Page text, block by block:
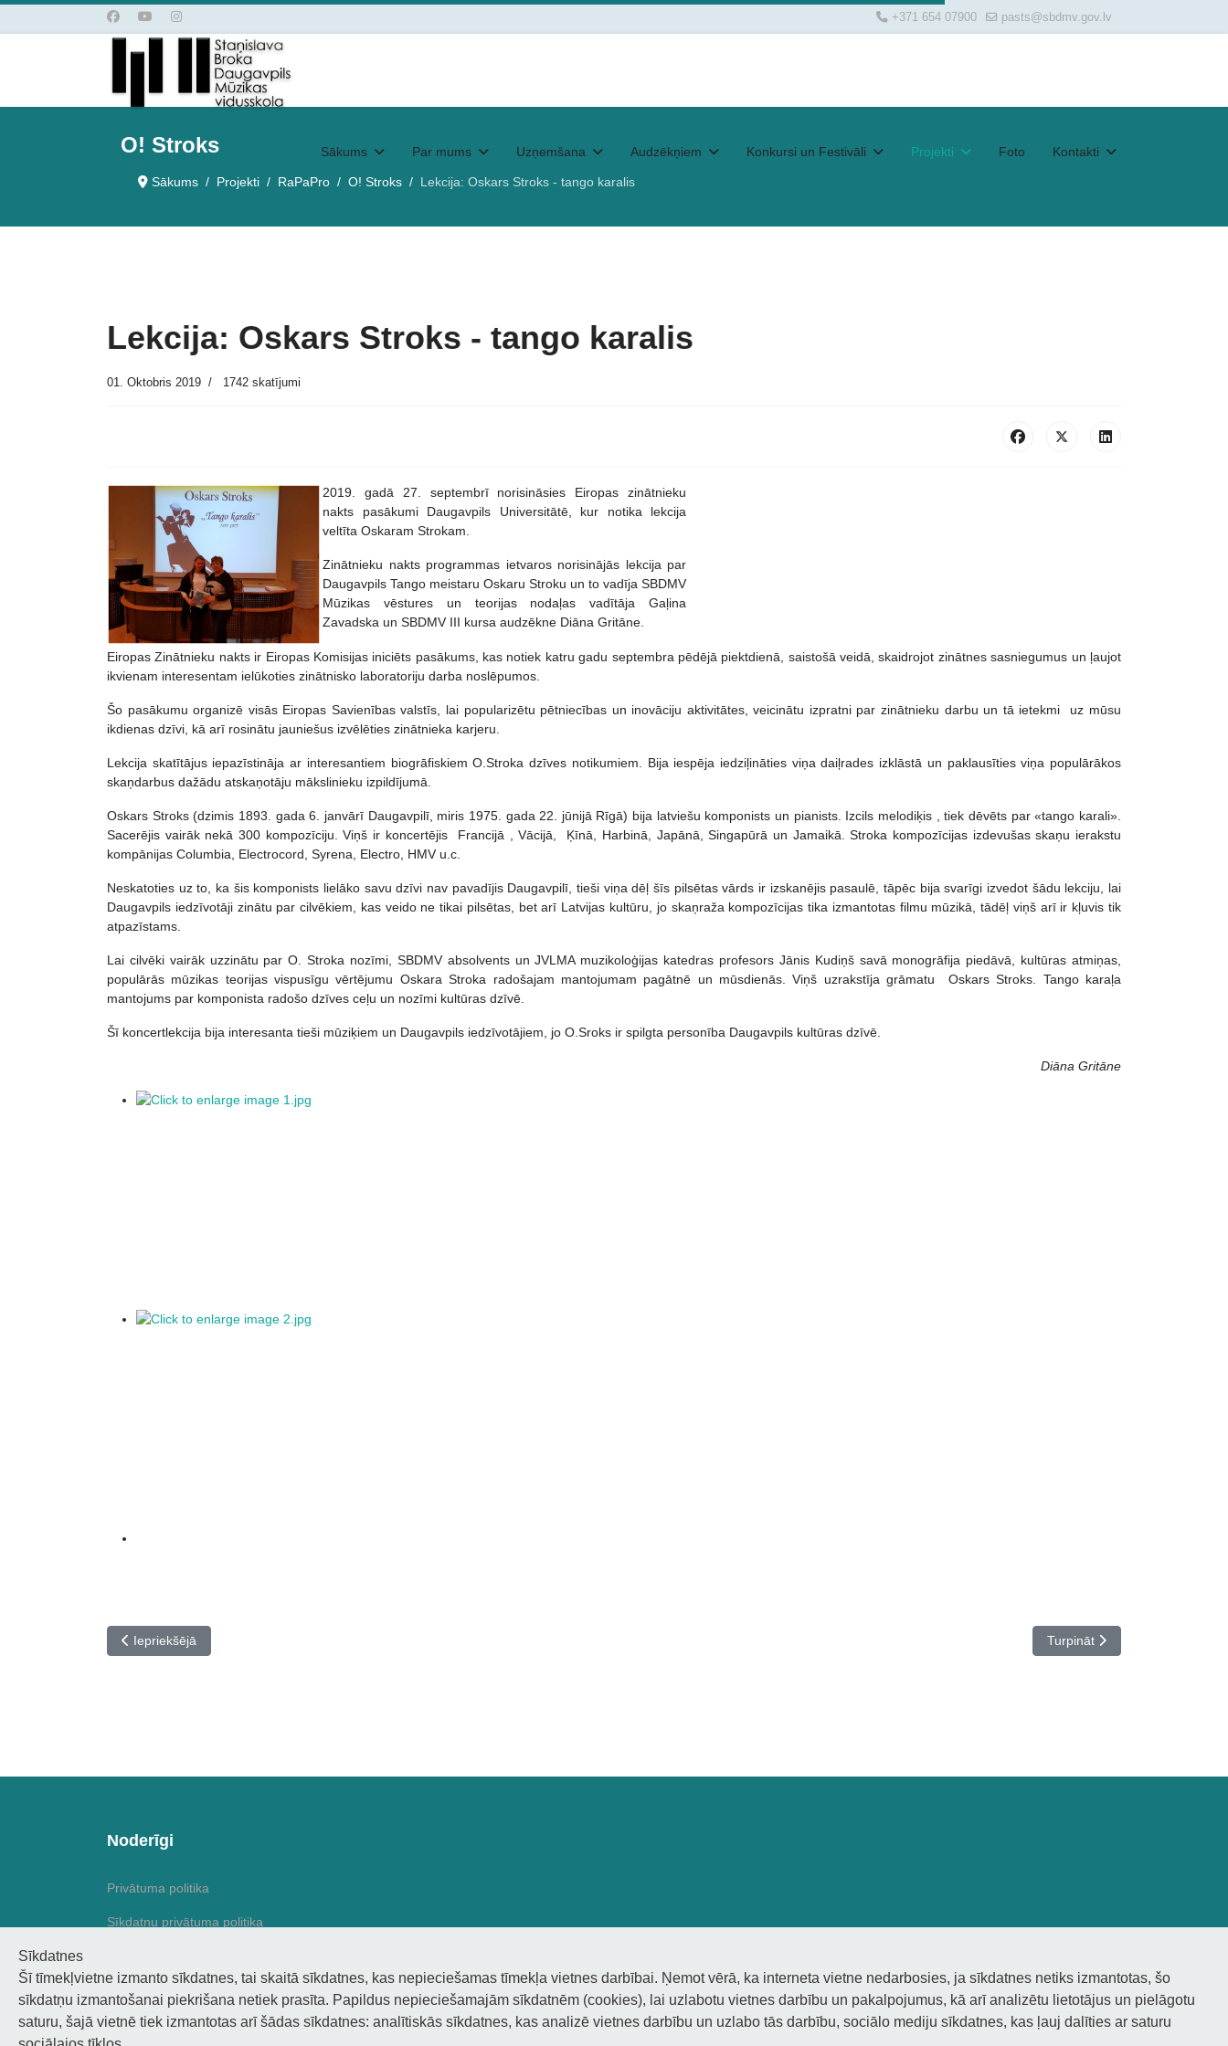
+371 654 07900 pasts@sbdmv.gov.lv
Sākums Par mums Uzņemšana Audzēkņiem Konkursi un Festivāli Projekti Foto Kontakti
O! Stroks
Sākums Projekti RaPaPro O! Stroks Lekcija: Oskars Stroks - tango karalis
Lekcija: Oskars Stroks - tango karalis
01. Oktobris 2019 1742 skatījumi
2019. gadā 27. septembrī norisināsies Eiropas zinātnieku
nakts pasākumi Daugavpils Universitātē, kur notika lekcija
veltīta Oskaram Strokam.
Zinātnieku nakts programmas ietvaros norisinājās lekcija par
Daugavpils Tango meistaru Oskaru Stroku un to vadīja SBDMV
Mūzikas vēstures un teorijas nodaļas vadītāja Gaļina
Zavadska un SBDMV III kursa audzēkne Diāna Gritāne.
Eiropas Zinātnieku nakts ir Eiropas Komisijas iniciēts pasākums, kas notiek katru gadu septembra pēdējā piektdienā, saistošā veidā, skaidrojot zinātnes sasniegumus un ļaujot
ikvienam interesentam ielūkoties zinātnisko laboratoriju darba noslēpumos.
Šo pasākumu organizē visās Eiropas Savienības valstīs, lai popularizētu pētniecības un inovāciju aktivitātes, veicinātu izpratni par zinātnieku darbu un tā ietekmi uz mūsu
ikdienas dzīvi, kā arī rosinātu jauniešus izvēlēties zinātnieka karjeru.
Lekcija skatītājus iepazīstināja ar interesantiem biogrāfiskiem O.Stroka dzīves notikumiem. Bija iespēja iedziļināties viņa daiļrades izklāstā un paklausīties viņa populārākos
skaņdarbus dažādu atskaņotāju mākslinieku izpildījumā.
Oskars Stroks (dzimis 1893. gada 6. janvārī Daugavpilī, miris 1975. gada 22. jūnijā Rīgā) bija latviešu komponists un pianists. Izcils melodiķis , tiek dēvēts par «tango karali».
Sacerējis vairāk nekā 300 kompozīciju. Viņš ir koncertējis Francijā , Vācijā, Ķīnā, Harbinā, Japānā, Singapūrā un Jamaikā. Stroka kompozīcijas izdevušas skaņu ierakstu
kompānijas Columbia, Electrocord, Syrena, Electro, HMV u.c.
Neskatoties uz to, ka šis komponists lielāko savu dzīvi nav pavadījis Daugavpilī, tieši viņa dēļ šīs pilsētas vārds ir izskanējis pasaulē, tāpēc bija svarīgi izvedot šādu lekciju, lai
Daugavpils iedzīvotāji zinātu par cilvēkiem, kas veido ne tikai pilsētas, bet arī Latvijas kultūru, jo skaņraža kompozīcijas tika izmantotas filmu mūzikā, tādēļ viņš arī ir kļuvis tik
atpazīstams.
Lai cilvēki vairāk uzzinātu par O. Stroka nozīmi, SBDMV absolvents un JVLMA muzikoloģijas katedras profesors Jānis Kudiņš savā monogrāfija piedāvā, kultūras atmiņas,
populārās mūzikas teorijas vispusīgu vērtējumu Oskara Stroka radošajam mantojumam pagātnē un mūsdienās. Viņš uzrakstīja grāmatu Oskars Stroks. Tango karaļa
mantojums par komponista radošo dzīves ceļu un nozīmi kultūras dzīvē.
Šī koncertlekcija bija interesanta tieši mūziķiem un Daugavpils iedzīvotājiem, jo O.Sroks ir spilgta personība Daugavpils kultūras dzīvē.
Diāna Gritāne
Iepriekšējais raksts: “Skolas tēls. Kādas ir manas iespējas to veidot?”
Iepriekšējā Nākamais raksts: Koncerts
Turpināt
Noderīgi
Privātuma politika
Sīkdatņu privātuma politika
Sīkdatnes
Šī tīmekļvietne izmanto sīkdatnes, tai skaitā sīkdatnes, kas nepieciešamas tīmekļa vietnes darbībai. Ņemot vērā, ka interneta vietne nedarbosies, ja sīkdatnes netiks izmantotas, šo
sīkdatņu izmantošanai piekrišana netiek prasīta. Papildus nepieciešamajām sīkdatnēm (cookies), lai uzlabotu vietnes darbību un pakalpojumus, kā arī analizētu lietotājus un pielāgotu
saturu, šajā vietnē tiek izmantotas arī šādas sīkdatnes: analītiskās sīkdatnes, kas analizē vietnes darbību un uzlabo tās darbību, sociālo mediju sīkdatnes, kas ļauj dalīties ar saturu